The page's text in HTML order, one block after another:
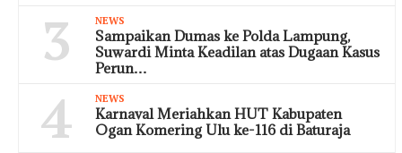
3 NEWS
Sampaikan Dumas ke Polda Lampung,
Suwardi Minta Keadilan atas Dugaan Kasus
Perun…
4 NEWS
Karnaval Meriahkan HUT Kabupaten
Ogan Komering Ulu ke-116 di Baturaja